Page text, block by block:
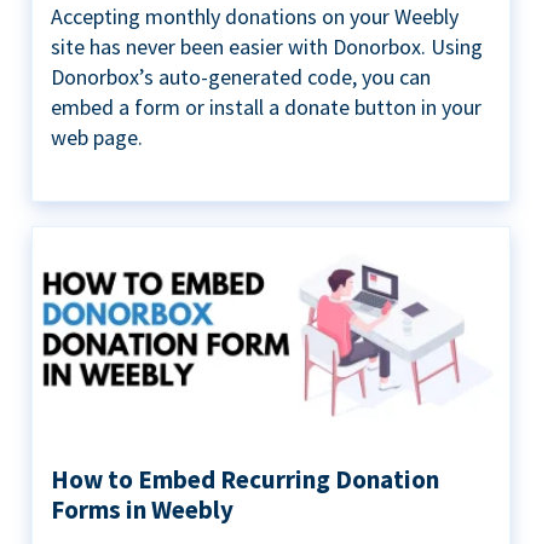
Accepting monthly donations on your Weebly
site has never been easier with Donorbox. Using
Donorbox’s auto-generated code, you can
embed a form or install a donate button in your
web page.
How to Embed Recurring Donation
Forms in Weebly